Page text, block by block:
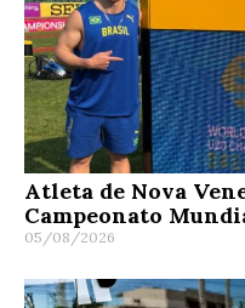
Atleta de Nova
Campeonato
05/08/2026